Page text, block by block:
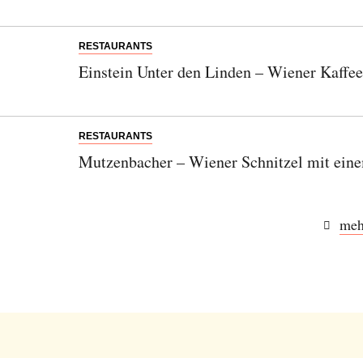
RESTAURANTS
Einstein Unter den Linden – Wiener
RESTAURANTS
Mutzenbacher – Wiener Schnitzel mit